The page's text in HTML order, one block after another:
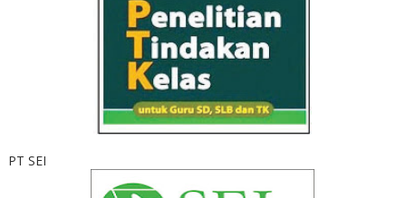
PT SEI